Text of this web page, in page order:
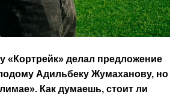
«Кортрейк» делал предложение
Адильбеку Жумаханову, но
Как думаешь, стоит ли